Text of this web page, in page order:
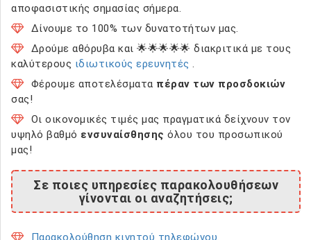
αποφασιστικής σημασίας σήμερα.
Δίνουμε το 100% των δυνατοτήτων μας.
Δρούμε αθόρυβα και 🌟🌟🌟🌟🌟 διακριτικά με τους
καλύτερους ιδιωτικούς ερευνητές .
Φέρουμε αποτελέσματα πέραν των προσδοκιών
σας!
Οι οικονομικές τιμές μας πραγματικά δείχνουν τον
υψηλό βαθμό ενσυναίσθησης όλου του προσωπικού
μας!
Σε ποιες υπηρεσίες παρακολουθήσεων
γίνονται οι αναζητήσεις;
Παρακολούθηση κινητού τηλεφώνου